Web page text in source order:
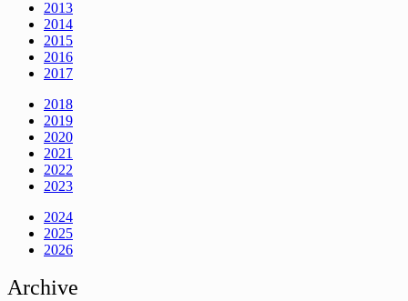
2013
2014
2015
2016
2017
2018
2019
2020
2021
2022
2023
2024
2025
2026
Archive